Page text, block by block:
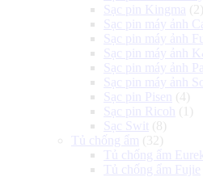
Sạc pin Kingma (2)
Sạc pin máy ảnh
Sạc pin máy ảnh
Sạc pin máy ảnh
Sạc pin máy ảnh
Sạc pin máy ảnh
Sạc pin Pisen
(4)
Sạc pin Ricoh
(1)
Sạc Swit (8)
Tủ chống ẩm (32)
Tủ chống ẩm
Tủ chống ẩm Fujie